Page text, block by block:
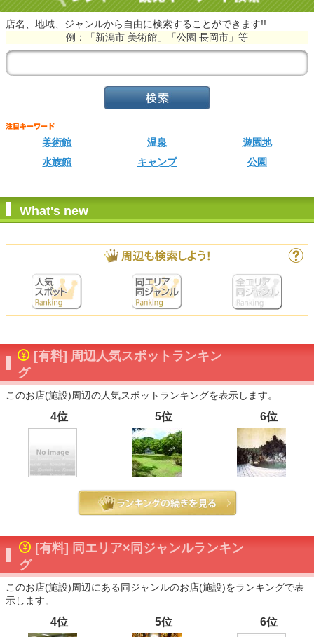
店名、地域、ジャンルから自由に検索することができます!!
例：「新潟市 美術館」「公園 長岡市」等
美術館 温泉
遊園地
水族館
キャンプ 公園
What's new
[有料] 周辺人気スポットランキン
グ
このお店(施設)周辺の人気スポットランキングを表示します。
4位 5位 6位
[有料] 同エリア×同ジャンルランキン
グ
このお店(施設)周辺にある同ジャンルのお店(施設)をランキングで表
示します。
4位 5位 6位